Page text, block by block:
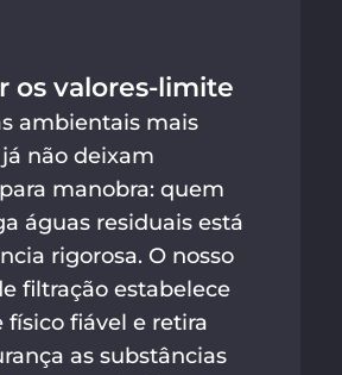
os valores-limite
ambientais mais
não deixam
manobra: quem
águas residuais está
rigorosa. O nosso
filtração estabelece
fiável e retira
as substâncias